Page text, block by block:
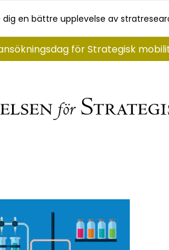
en bättre upplevelse av
för Strategisk